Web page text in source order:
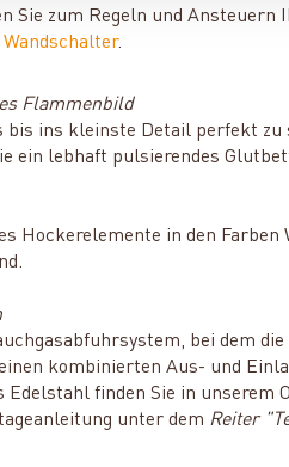
Sie zum Regeln und Ansteuern
Wandschalter.
Flammenbild
bis ins kleinste Detail perfekt
ein lebhaft pulsierendes
Hockerelemente in den Farben
bei dem
kombinierten Aus- und
Edelstahl finden Sie in unserem
unter dem Reiter